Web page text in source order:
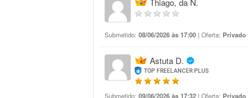
Submetido: 08/06/2026 às 17:00 | Oferta: Privado
Astuta D.
TOP FREELANCER PLUS
Submetido: 09/06/2026 às 17:32 | Oferta: Privado